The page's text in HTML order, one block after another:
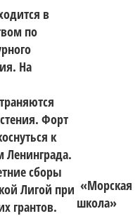
в
по
На
Форт
к
сборы
Лигой при
грантов.
«Морская
школа»